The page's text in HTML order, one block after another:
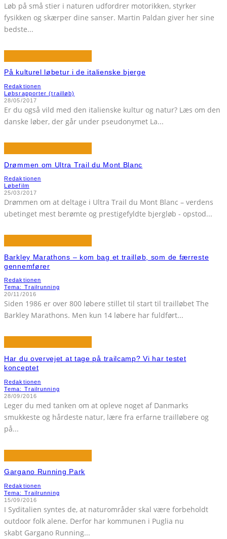
Løb på små stier i naturen udfordrer motorikken, styrker
fysikken og skærper dine sanser. Martin Paldan giver her sine
bedste...
På kulturel løbetur i de italienske bjerge
Redaktionen
Løbsrapporter (trailløb)
28/05/2017
Er du også vild med den italienske kultur og natur? Læs om den
danske løber, der går under pseudonymet La...
Drømmen om Ultra Trail du Mont Blanc
Redaktionen
Løbefilm
25/03/2017
Drømmen om at deltage i Ultra Trail du Mont Blanc – verdens
ubetinget mest berømte og prestigefyldte bjergløb - opstod...
Barkley Marathons – kom bag et trailløb, som de færreste
gennemfører
Redaktionen
Tema: Trailrunning
20/11/2016
Siden 1986 er over 800 løbere stillet til start til trailløbet The
Barkley Marathons. Men kun 14 løbere har fuldført...
Har du overvejet at tage på trailcamp? Vi har testet
konceptet
Redaktionen
Tema: Trailrunning
28/09/2016
Leger du med tanken om at opleve noget af Danmarks
smukkeste og hårdeste natur, lære fra erfarne trailløbere og
på...
Gargano Running Park
Redaktionen
Tema: Trailrunning
15/09/2016
I Syditalien syntes de, at naturområder skal være forbeholdt
outdoor folk alene. Derfor har kommunen i Puglia nu
skabt Gargano Running...